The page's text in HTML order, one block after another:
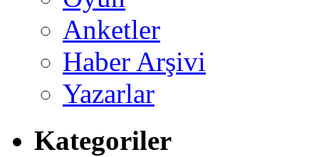
Anketler
Haber Arşivi
Yazarlar
Kategoriler